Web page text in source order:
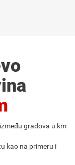
gradova u km
kao na primeru i